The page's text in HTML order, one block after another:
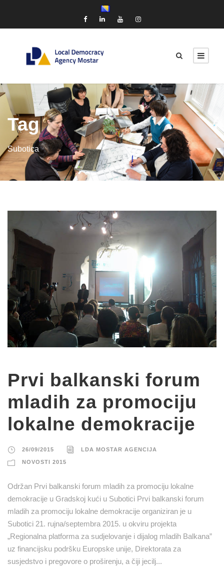
Tag
Subotica
Prvi balkanski forum
mladih za promociju
lokalne demokracije
26/09/2015 LDA MOSTAR AGENCIJA
NOVOSTI 2015
Održan Prvi balkanski forum mladih za promociju lokalne
demokracije u Gradskoj kući u Subotici Prvi balkanski forum
mladih za promociju lokalne demokracije organiziran je u
Subotici 21. rujna/septembra 2015. u okviru projekta
„Regionalna platforma za sudjelovanje i dijalog mladih Balkana”
uz financijsku podršku Europske unije, Direktorata za
susjedstvo i pregovore o proširenju, a čiji jecilj...